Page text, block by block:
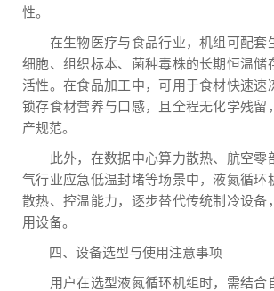
性。
在生物医疗与食品行业，机组可配套
细胞、组织标本、菌种毒株的长期恒温储
活性。在食品加工中，可用于食材快速速
锁存食材营养与口感，且全程无化学残留
产规范。
此外，在数据中心算力散热、航空零
气行业应急低温封堵等场景中，液氮循环
散热、控温能力，逐步替代传统制冷设备
用设备。
四、设备选型与使用注意事项
用户在选型液氮循环机组时，需结合